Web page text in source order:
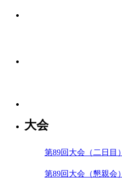
大会
第89回大会（二日目）
第89回大会（懇親会）